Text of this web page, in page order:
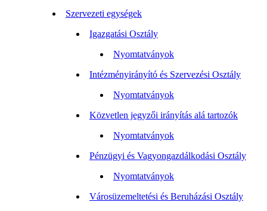
Szervezeti egységek
Igazgatási Osztály
Nyomtatványok
Intézményirányító és Szervezési Osztály
Nyomtatványok
Közvetlen jegyzői irányítás alá tartozók
Nyomtatványok
Pénzügyi és Vagyongazdálkodási Osztály
Nyomtatványok
Városüzemeltetési és Beruházási Osztály